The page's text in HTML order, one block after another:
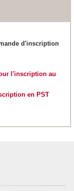
d'inscription
l'inscription au
en PST